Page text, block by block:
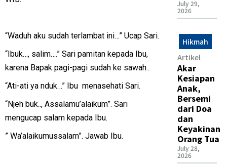
“Waduh aku sudah terlambat ini…” Ucap Sari.
“Ibuk…, salim….” Sari pamitan kepada Ibu,
karena Bapak pagi-pagi sudah ke sawah..
“Ati-ati ya nduk…” Ibu menasehati Sari.
“Njeh buk.., Assalamu’alaikum”. Sari
mengucap salam kepada Ibu.
” Wa’alaikumussalam”. Jawab Ibu.
July 29,
2026
Hikmah
Artikel
Akar
Kesiapan
Anak,
Bersemi
dari Doa
dan
Keyakinan
Orang Tua
July 28,
2026